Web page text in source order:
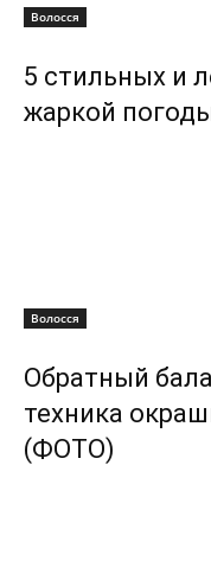
Волосся
5 стильных и
жаркой
Волосся
Обратный
техника
(ФОТО)